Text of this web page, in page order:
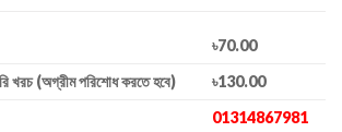
৳70.00
খরচ (অগ্রীম পরিশোধ করতে হবে)
৳130.00
01314867981